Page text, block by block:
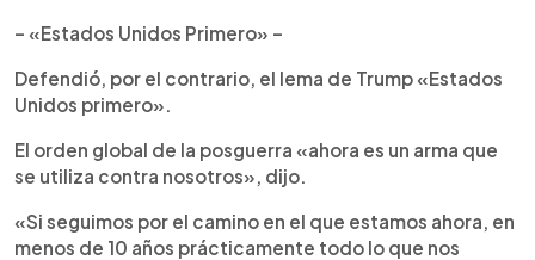
– «Estados Unidos Primero» –
Defendió, por el contrario, el lema de Trump «Estados
Unidos primero».
El orden global de la posguerra «ahora es un arma que
se utiliza contra nosotros», dijo.
«Si seguimos por el camino en el que estamos ahora, en
menos de 10 años prácticamente todo lo que nos